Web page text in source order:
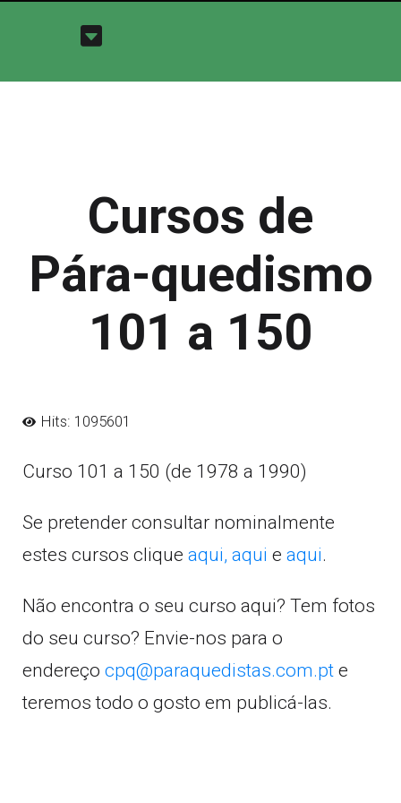
Cursos de
Pára-quedismo
101 a 150
Hits: 1095601
Curso 101 a 150 (de 1978 a 1990)
Se pretender consultar nominalmente
estes cursos clique aqui, aqui e aqui.
Não encontra o seu curso aqui? Tem fotos
do seu curso? Envie-nos para o
endereço cpq@paraquedistas.com.pt e
teremos todo o gosto em publicá-las.